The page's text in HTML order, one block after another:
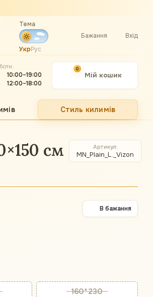
Тема
УкрРус
Бажання Вхід
10:00–19:00
12:00–18:00
0
Мій кошик
Стиль килимів
см Артикул
MN_Plain_L._Vizon
В бажання
160*230